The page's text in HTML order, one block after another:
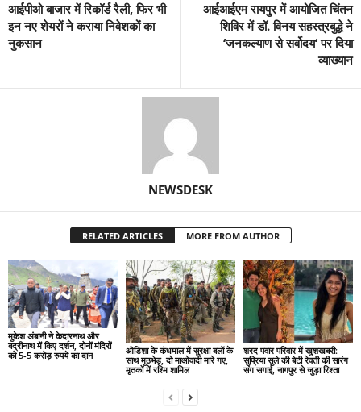
आईपीओ बाजार में रिकॉर्ड रैली, फिर भी
इन नए शेयरों ने कराया निवेशकों का
नुकसान
आईआईएम रायपुर में आयोजित चिंतन
शिविर में डॉ. विनय सहस्त्रबुद्धे ने
‘जनकल्याण से सर्वोदय‘ पर दिया
व्याख्यान
NEWSDESK
RELATED ARTICLES MORE FROM AUTHOR
मुकेश अंबानी ने केदारनाथ और
बद्रीनाथ में किए दर्शन, दोनों मंदिरों
को 5-5 करोड़ रुपये का दान
ओडिशा के कंधमाल में सुरक्षा बलों के
साथ मुठभेड़, दो माओवादी मारे गए,
मृतकों में रश्मि शामिल
शरद पवार परिवार में खुशखबरी:
सुप्रिया सुले की बेटी रेवती की सारंग
संग सगाई, नागपुर से जुड़ा रिश्ता